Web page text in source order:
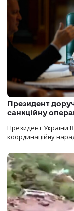
Президент
санкційну
Президент України
координаційну